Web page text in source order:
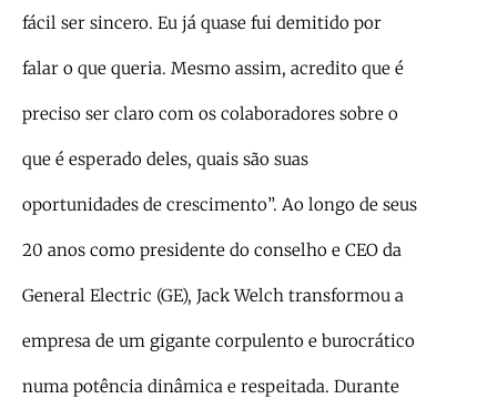
fácil ser sincero. Eu já quase fui demitido por
falar o que queria. Mesmo assim, acredito que é
preciso ser claro com os colaboradores sobre o
que é esperado deles, quais são suas
oportunidades de crescimento”. Ao longo de seus
20 anos como presidente do conselho e CEO da
General Electric (GE), Jack Welch transformou a
empresa de um gigante corpulento e burocrático
numa potência dinâmica e respeitada. Durante